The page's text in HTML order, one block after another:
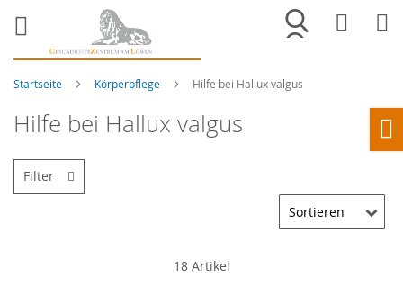
Merkliste
Startseite Körperpflege Hilfe bei Hallux valgus
Hilfe bei Hallux valgus
18Artikel
Filter